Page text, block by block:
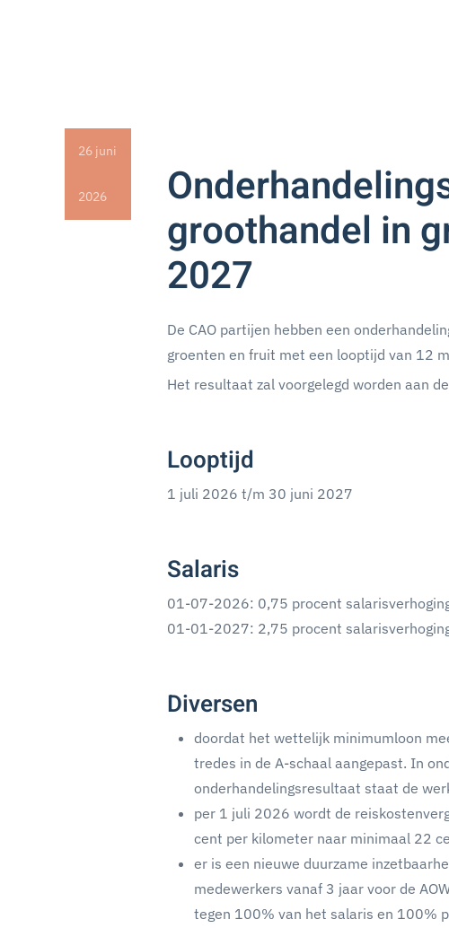
26 juni
2026
groothandel in
2027
De CAO partijen hebben een
groenten en fruit met een looptijd van 12
Het resultaat zal voorgelegd worden aan
Looptijd
1 juli 2026 t/m 30 juni 2027
Salaris
01-07-2026: 0,75 procent
01-01-2027: 2,75 procent
Diversen
doordat het wettelijk minimumloon
tredes in de A-schaal aangepast. In
onderhandelingsresultaat staat de
per 1 juli 2026 wordt de
cent per kilometer naar minimaal 22
er is een nieuwe duurzame
medewerkers vanaf 3 jaar voor de
tegen 100% van het salaris en 100%